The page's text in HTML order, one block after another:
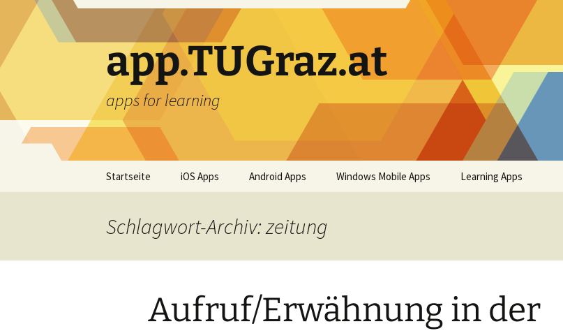
Inhalt
springen
app.TUGraz.at
apps for learning
Startseite iOS Apps Android Apps Windows Mobile Apps Learning Apps
Schlagwort-Archiv: zeitung
Aufruf/Erwähnung in der